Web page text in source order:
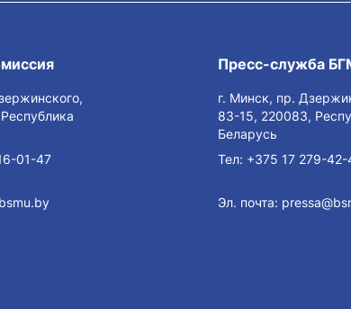
01-47
Пресс-служба
г. Минск, пр.
83-15, 220083,
Беларусь
Тел: +375 17 279-42-
Эл. почта: